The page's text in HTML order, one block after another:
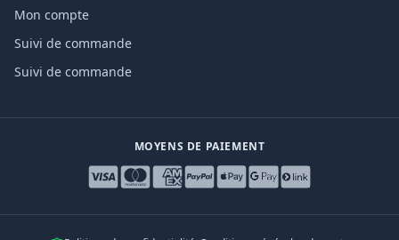
Mon compte
Suivi de commande
Suivi de commande
MOYENS DE PAIEMENT